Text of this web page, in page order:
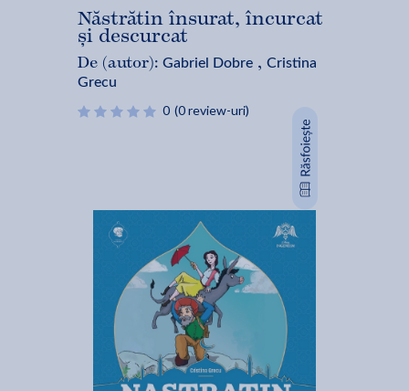
Năstrătin însurat, încurcat
și descurcat
De (autor): Gabriel Dobre, Cristina
Grecu
0 (0 review-uri)